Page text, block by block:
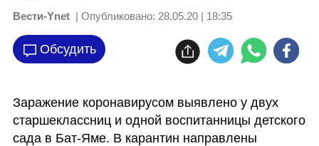
Вести-Ynet | Опубликовано: 28.05.20 | 18:35
Обсудить
Заражение коронавирусом выявлено у двух
старшеклассниц и одной воспитанницы детского
сада в Бат-Яме. В карантин направлены